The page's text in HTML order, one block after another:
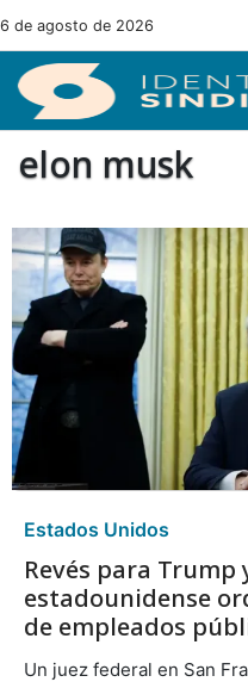
6 de agosto de 2026
elon musk
Estados Unidos
Revés para Trump
estadounidense
de empleados
Un juez federal en San